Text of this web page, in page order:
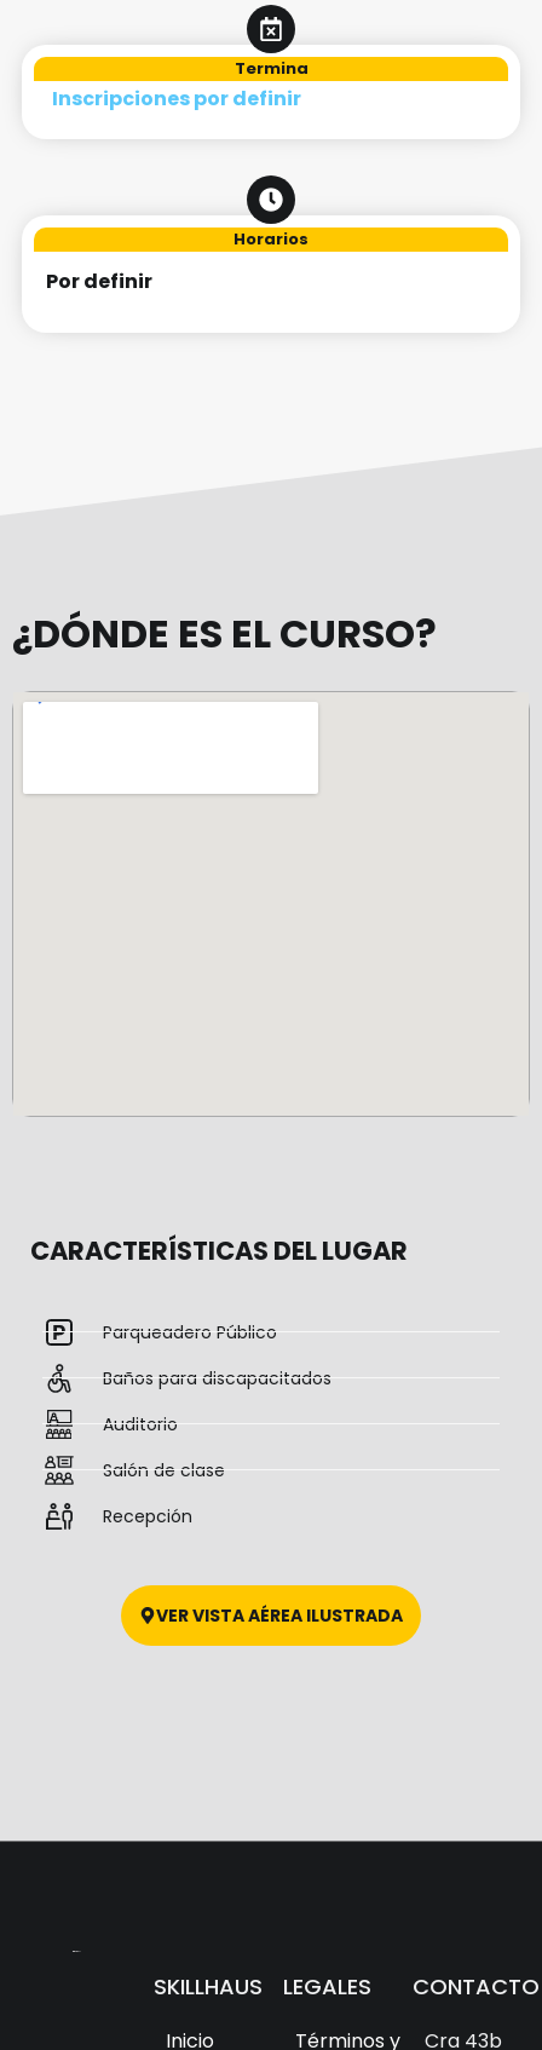
Termina
Inscripciones por definir
Horarios
Por definir
¿DÓNDE ES EL CURSO?
CARACTERÍSTICAS DEL LUGAR
Parqueadero Público
Baños para discapacitados
Auditorio
Salón de clase
Recepción
VER VISTA AÉREA ILUSTRADA
SKILLHAUS
Inicio
LEGALES
Términos y
CONTACTO
Cra 43b